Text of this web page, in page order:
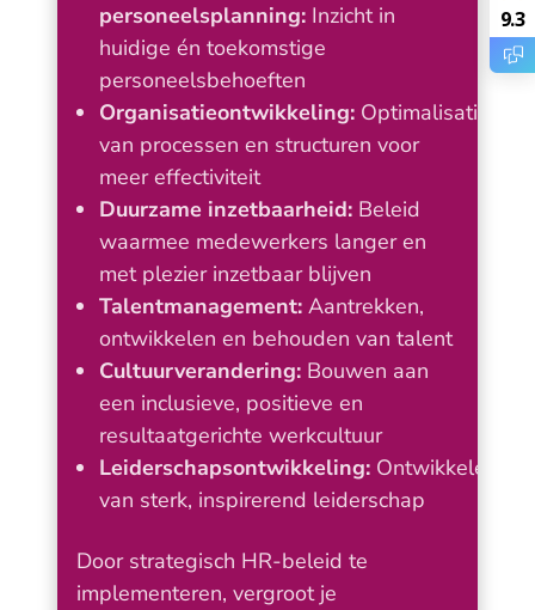
personeelsplanning: Inzicht in
huidige én toekomstige
personeelsbehoeften
Organisatieontwikkeling: Optimalisatie
van processen en structuren voor
meer effectiviteit
Duurzame inzetbaarheid: Beleid
waarmee medewerkers langer en
met plezier inzetbaar blijven
Talentmanagement:Aantrekken,
ontwikkelen en behouden van talent
Cultuurverandering: Bouwen aan
een inclusieve, positieve en
resultaatgerichte werkcultuur
Leiderschapsontwikkeling: Ontwikkelen
van sterk, inspirerend leiderschap
Door strategisch HR-beleid te
implementeren, vergroot je
9.3